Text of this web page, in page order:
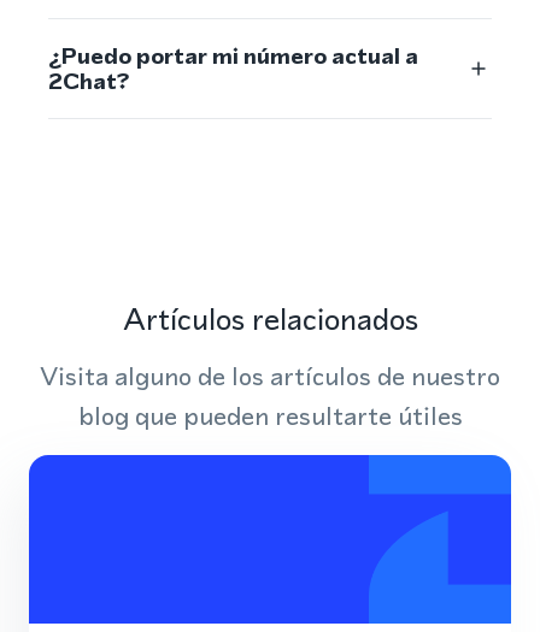
¿Puedo portar mi número actual a
2Chat?
Artículos relacionados
Visita alguno de los artículos de nuestro
blog que pueden resultarte útiles